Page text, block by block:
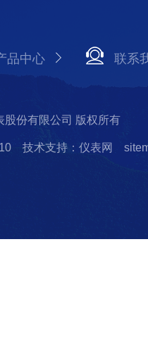
品中心 联系
份有限公司 版权所有
技术支持：仪表网